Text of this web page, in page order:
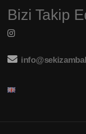
Bizi Takip